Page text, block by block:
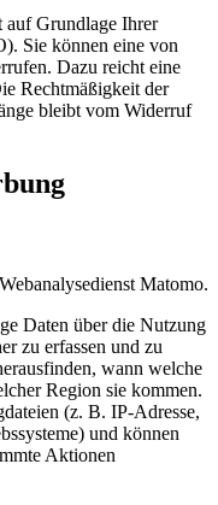
auf Grundlage Ihrer
Sie können eine von
Dazu reicht eine
Rechtmäßigkeit der
bleibt vom Widerruf
Matomo.
Daten über die Nutzung
zu erfassen und zu
wann welche
Region sie kommen.
(z. B. IP-Adresse,
und können
Aktionen